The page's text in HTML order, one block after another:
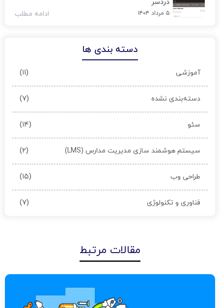
دردسر
۵ مرداد ۱۴۰۴ ادامه مطلب
دسته بندی ها
آموزشی (۱۱)
دسته‌بندی نشده (۷)
سئو (۱۴)
سیستم هوشمند سازی مدیریت مدارس (LMS) (۲)
طراحی وب (۱۵)
فناوری و تکنولوژی (۷)
مقالات مرتبط